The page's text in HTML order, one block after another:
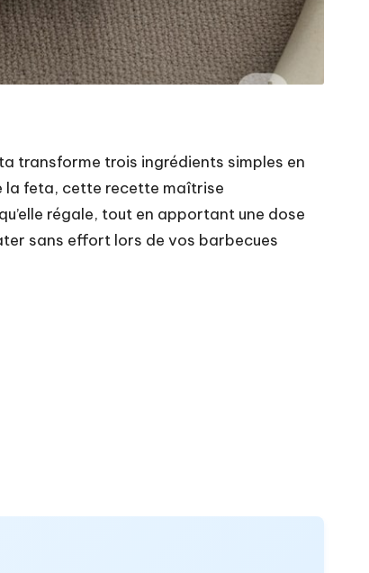
transforme trois ingrédients simples en
la feta, cette recette maîtrise
régale, tout en apportant une dose
sans effort lors de vos barbecues